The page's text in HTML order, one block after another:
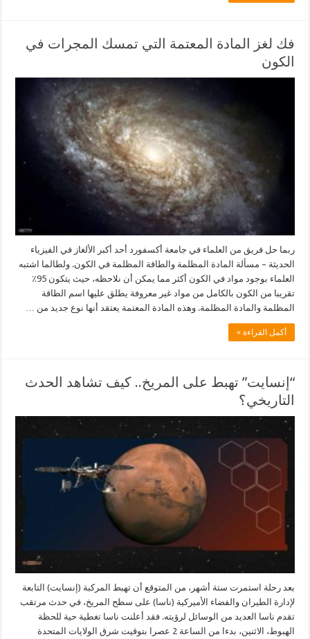
فك لغز المادة المعتمة التي تمسك المجرات في
الكون
ربما حل فريق من العلماء في جامعة أكسفورد أحد أكبر الألغاز في الفيزياء
الحديثة – مسألة المادة المظلمة والطاقة المظلمة في الكون. ولطالما اشتبه
العلماء بوجود مواد في الكون أكثر مما يمكن أن نلاحظه، حيث يتكون 95٪
تقريبا من الكون بالكامل من مواد غير معروفة يطلق عليها اسم الطاقة
المظلمة والمادة المظلمة. وهذه المادة المعتمة يعتقد أنها نوع جديد من …
أكمل القراءة »
“إنسايت” تهبط على المريخ.. كيف تشاهد الحدث
التاريخي؟
بعد رحلة استمرت ستة أشهر، من المتوقع أن تهبط المركبة (إنسايت) التابعة
لإدارة الطيران والفضاء الأميركية (ناسا) على سطح المريخ، في حدث مرتقب
تقدم ناسا العديد من الوسائل لرؤيته. فقد أعلنت ناسا تغطية حية للحظة
الهبوط، الاثنين، بدءا من الساعة 2 عصرا بتوقيت شرق الولايات المتحدة